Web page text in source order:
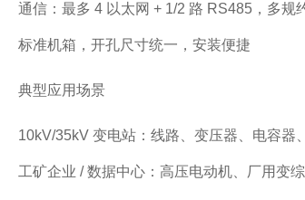
通信：最多 4 以太网 + 1/2 路 RS485，多规
标准机箱，开孔尺寸统一，安装便捷
典型应用场景
10kV/35kV 变电站：线路、变压器、电容器
工矿企业 / 数据中心：高压电动机、厂用变